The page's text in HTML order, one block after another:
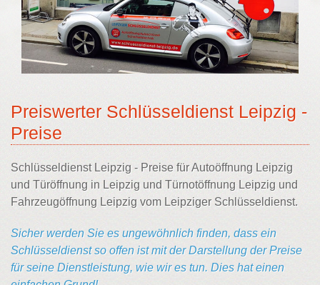
Preiswerter Schlüsseldienst Leipzig -
Preise
Schlüsseldienst Leipzig - Preise für Autoöffnung Leipzig
und Türöffnung in Leipzig und Türnotöffnung Leipzig und
Fahrzeugöffnung Leipzig vom Leipziger Schlüsseldienst.
Sicher werden Sie es ungewöhnlich finden, dass ein
Schlüsseldienst so offen ist mit der Darstellung der Preise
für seine Dienstleistung, wie wir es tun. Dies hat einen